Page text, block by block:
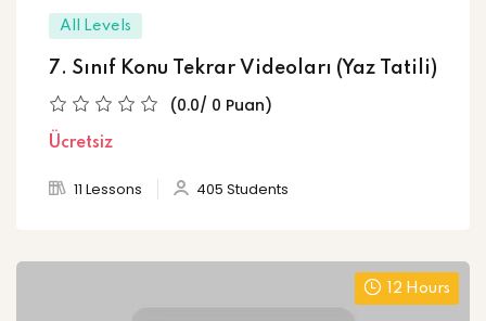
All Levels
7. Sınıf Konu Tekrar Videoları (Yaz Tatili)
(0.0/ 0 Puan)
Ücretsiz
11 Lessons 405 Students
12 Hours